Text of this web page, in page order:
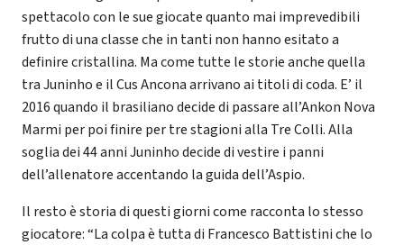
spettacolo con le sue giocate quanto mai imprevedibili
frutto di una classe che in tanti non hanno esitato a
definire cristallina. Ma come tutte le storie anche quella
tra Juninho e il Cus Ancona arrivano ai titoli di coda. E’ il
2016 quando il brasiliano decide di passare all’Ankon Nova
Marmi per poi finire per tre stagioni alla Tre Colli. Alla
soglia dei 44 anni Juninho decide di vestire i panni
dell’allenatore accentando la guida dell’Aspio.
Il resto è storia di questi giorni come racconta lo stesso
giocatore: “La colpa è tutta di Francesco Battistini che lo